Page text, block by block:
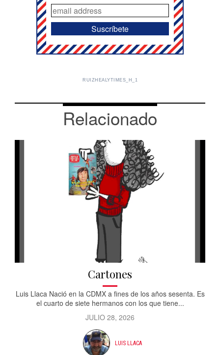
RUIZHEALYTIMES_H_1
Relacionado
Cartones
Luis Llaca Nació en la CDMX a fines de los años sesenta. Es
el cuarto de siete hermanos con los que tiene...
JULIO 28, 2026
LUIS LLACA